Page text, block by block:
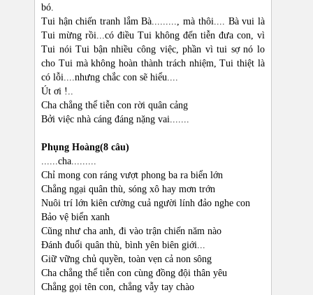
bó.
Tui hận chiến tranh lắm Bà........., mà thôi.... Bà vui là
Tui mừng rồi...có điều Tui không đến tiễn đưa con, vì
Tui nói Tui bận nhiều công việc, phần vì tui sợ nó lo
cho Tui mà không hoàn thành trách nhiệm, Tui thiệt là
có lỗi....nhưng chắc con sẽ hiểu....
Út ơi !..
Cha chẳng thể tiễn con rời quân cảng
Bởi việc nhà cáng đáng nặng vai.......
Phụng Hoàng(8 câu)
......cha.........
Chỉ mong con ráng vượt phong ba ra biển lớn
Chẳng ngại quân thù, sóng xô hay mơn trớn
Nuôi trí lớn kiên cường cuả người lính đảo nghe con
Bảo vệ biển xanh
Cũng như cha anh, đi vào trận chiến năm nào
Đánh đuổi quân thù, bình yên biên giới...
Giữ vững chủ quyền, toàn vẹn cả non sông
Cha chẳng thể tiễn con cùng đồng đội thân yêu
Chẳng gọi tên con, chẳng vẫy tay chào